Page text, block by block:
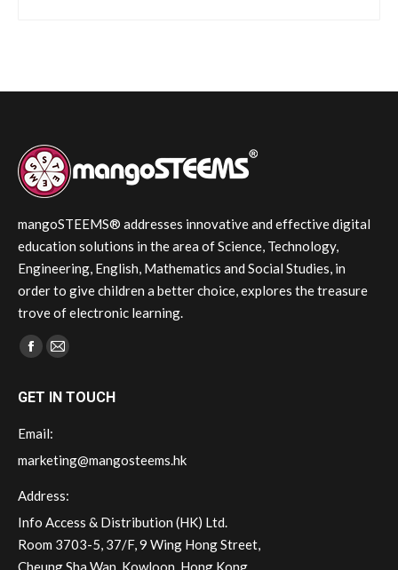
mangoSTEEMS® addresses innovative and effective digital
education solutions in the area of Science, Technology,
Engineering, English, Mathematics and Social Studies, in
order to give children a better choice, explores the treasure
trove of electronic learning.
Find us on:
Facebook
opens
window
Mail
opens
window
GET IN TOUCH
Email:
marketing@mangosteems.hk
Address:
Info Access & Distribution (HK) Ltd.
Room 3703-5, 37/F, 9 Wing Hong Street,
Cheung Sha Wan, Kowloon, Hong Kong